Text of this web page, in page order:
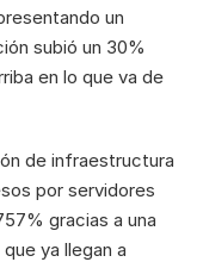
un
subió un 30%
en lo que va de
de infraestructura
por servidores
gracias a una
ya llegan a